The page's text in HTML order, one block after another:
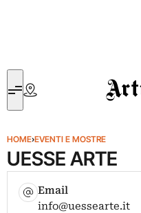
Artribune
HOME›EVENTI E MOSTRE
UESSE ARTE
Email
info@uessearte.it